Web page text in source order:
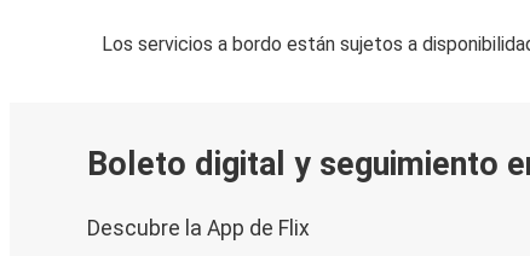
Los servicios a bordo están sujetos a
Boleto digital y seguimiento
Descubre la App de Flix